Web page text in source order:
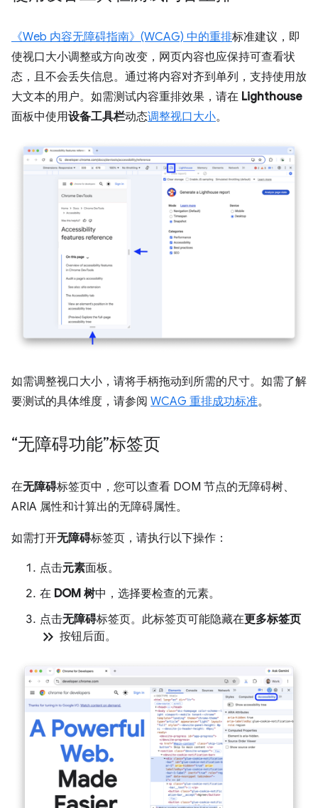
《Web 内容无障碍指南》(WCAG) 中的重排标准建议，即
使视口大小调整或方向改变，网页内容也应保持可查看状
态，且不会丢失信息。通过将内容对齐到单列，支持使用放
大文本的用户。如需测试内容重排效果，请在 Lighthouse
面板中使用设备工具栏动态调整视口大小。
如需调整视口大小，请将手柄拖动到所需的尺寸。如需了解
要测试的具体维度，请参阅 WCAG 重排成功标准。
“无障碍功能”标签页
在无障碍标签页中，您可以查看 DOM 节点的无障碍树、
ARIA 属性和计算出的无障碍属性。
如需打开无障碍标签页，请执行以下操作：
点击元素面板。
在 DOM 树中，选择要检查的元素。
点击无障碍标签页。此标签页可能隐藏在更多标签页
keyboard_double_arrow_right 按钮后面。